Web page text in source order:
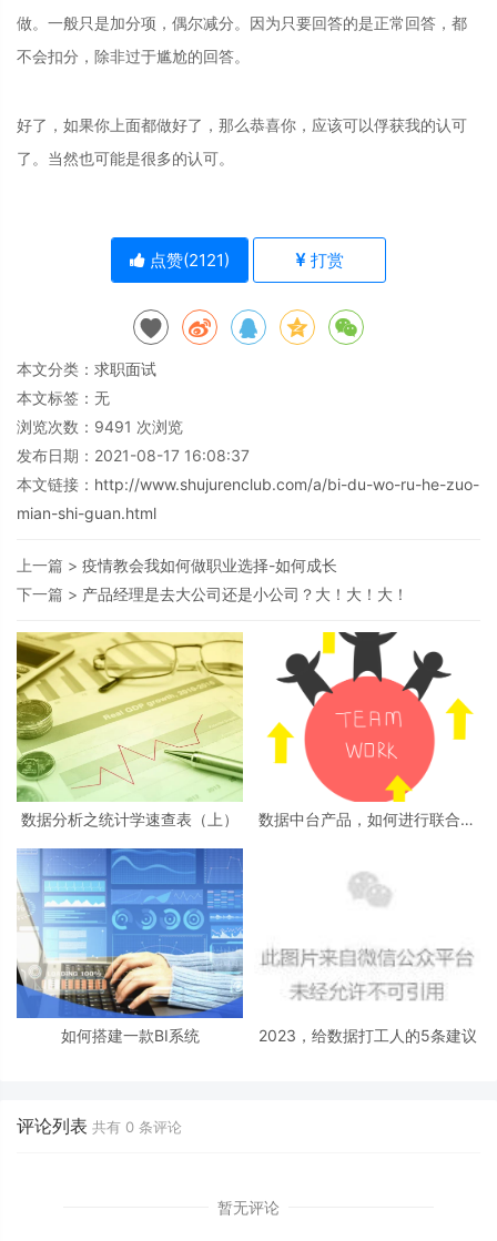
做。一般只是加分项，偶尔减分。因为只要回答的是正常回答，都
不会扣分，除非过于尴尬的回答。
好了，如果你上面都做好了，那么恭喜你，应该可以俘获我的认可
了。当然也可能是很多的认可。
点赞(2121) 打赏
本文分类： 求职面试
本文标签：无
浏览次数： 9491 次浏览
发布日期：2021-08-17 16:08:37
本文链接： http://www.shujurenclub.com/a/bi-du-wo-ru-he-zuo-
mian-shi-guan.html
上一篇 > 疫情教会我如何做职业选择-如何成长
下一篇 > 产品经理是去大公司还是小公司？大！大！大！
数据分析之统计学速查表（上）
数据中台产品，如何进行联合项
如何搭建一款BI系统 2023，给数据打工人的5条建议
评论列表 共有 0 条评论
暂无评论